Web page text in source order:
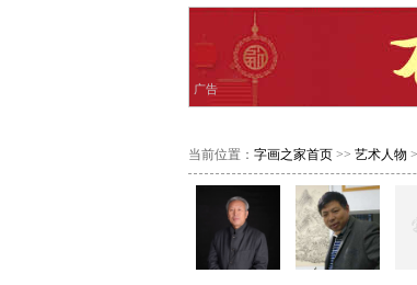
广告
当前位置： 字画之家首页 >> 艺术人物